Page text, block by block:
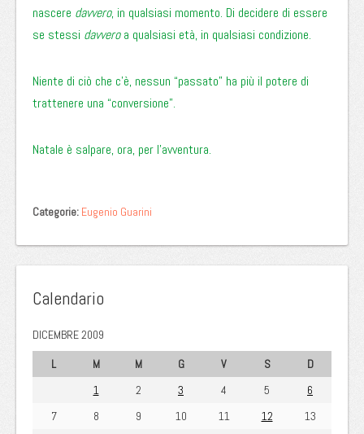
nascere davvero, in qualsiasi momento. Di decidere di essere
se stessi davveroa qualsiasi età, in qualsiasi condizione.
Niente di ciò che c’è, nessun “passato” ha più il potere di
trattenere una “conversione”.
Natale è salpare, ora, per l’avventura.
Categorie: Eugenio Guarini
Calendario
DICEMBRE 2009
L
M M G V S
D
1
2 3 4 5
6
7
8 9 10 11 12
13